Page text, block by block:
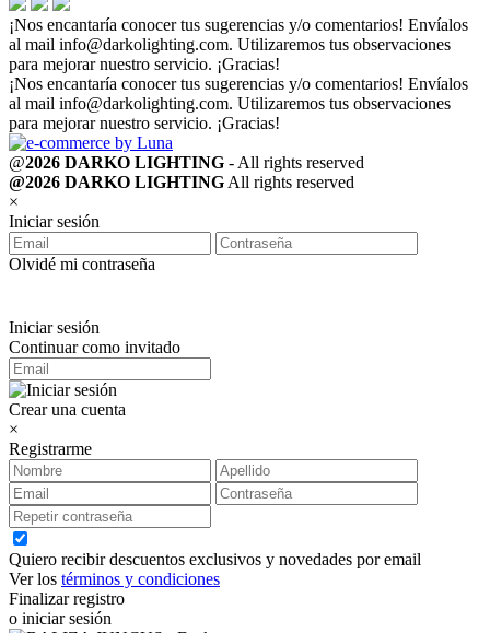
¡Nos encantaría conocer tus sugerencias y/o comentarios! Envíalos
al mail info@darkolighting.com. Utilizaremos tus observaciones
para mejorar nuestro servicio. ¡Gracias!
¡Nos encantaría conocer tus sugerencias y/o comentarios! Envíalos
al mail info@darkolighting.com. Utilizaremos tus observaciones
para mejorar nuestro servicio. ¡Gracias!
@2026 DARKO LIGHTING - All rights reserved
@2026 DARKO LIGHTINGAll rights reserved
×
Iniciar sesión
Olvidé mi contraseña
Iniciar sesión
Continuar como invitado
Crear una cuenta
×
Registrarme
Quiero recibir descuentos exclusivos y novedades por email
Ver los términos y condiciones
Finalizar registro
o iniciar sesión